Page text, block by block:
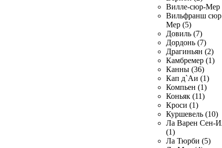
Вилле-сюр-Мер
Вильфранш сюр
Мер (5)
Довиль (7)
Дордонь (7)
Драгиньян (2)
Камбремер (1)
Канны (36)
Кап д`Аи (1)
Компьен (1)
Коньяк (11)
Кроси (1)
Куршевель (10)
Ла Варен Сен-
(1)
Ла Тюрби (5)